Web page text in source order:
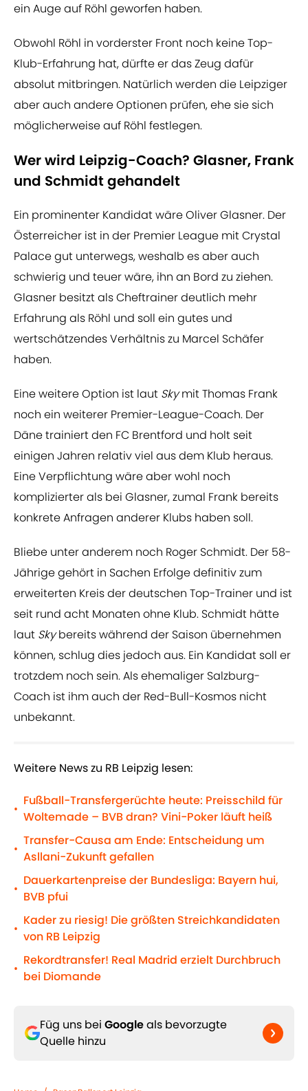
ein Auge auf Röhl geworfen haben.
Obwohl Röhl in vorderster Front noch keine Top-
Klub-Erfahrung hat, dürfte er das Zeug dafür
absolut mitbringen. Natürlich werden die Leipziger
aber auch andere Optionen prüfen, ehe sie sich
möglicherweise auf Röhl festlegen.
Wer wird Leipzig-Coach? Glasner, Frank
und Schmidt gehandelt
Ein prominenter Kandidat wäre Oliver Glasner. Der
Österreicher ist in der Premier League mit Crystal
Palace gut unterwegs, weshalb es aber auch
schwierig und teuer wäre, ihn an Bord zu ziehen.
Glasner besitzt als Cheftrainer deutlich mehr
Erfahrung als Röhl und soll ein gutes und
wertschätzendes Verhältnis zu Marcel Schäfer
haben.
Eine weitere Option ist laut Skymit Thomas Frank
noch ein weiterer Premier-League-Coach. Der
Däne trainiert den FC Brentford und holt seit
einigen Jahren relativ viel aus dem Klub heraus.
Eine Verpflichtung wäre aber wohl noch
komplizierter als bei Glasner, zumal Frank bereits
konkrete Anfragen anderer Klubs haben soll.
Bliebe unter anderem noch Roger Schmidt. Der 58-
Jährige gehört in Sachen Erfolge definitiv zum
erweiterten Kreis der deutschen Top-Trainer und ist
seit rund acht Monaten ohne Klub. Schmidt hätte
laut Skybereits während der Saison übernehmen
können, schlug dies jedoch aus. Ein Kandidat soll er
trotzdem noch sein. Als ehemaliger Salzburg-
Coach ist ihm auch der Red-Bull-Kosmos nicht
unbekannt.
Weitere News zu RB Leipzig lesen:
•
Fußball-Transfergerüchte heute: Preisschild für
Woltemade – BVB dran? Vini-Poker läuft heiß
•
Transfer-Causa am Ende: Entscheidung um
Asllani-Zukunft gefallen
•
Dauerkartenpreise der Bundesliga: Bayern hui,
BVB pfui
•
Kader zu riesig! Die größten Streichkandidaten
von RB Leipzig
•
Rekordtransfer! Real Madrid erzielt Durchbruch
bei Diomande
Füg uns bei Googleals bevorzugte
Quelle hinzu